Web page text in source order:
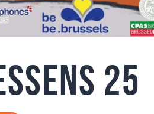
25